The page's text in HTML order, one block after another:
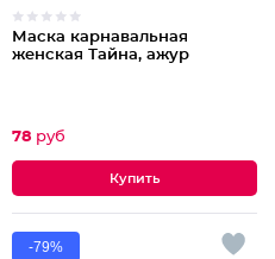
Маска карнавальная
женская Тайна, ажур
78 руб
-79%